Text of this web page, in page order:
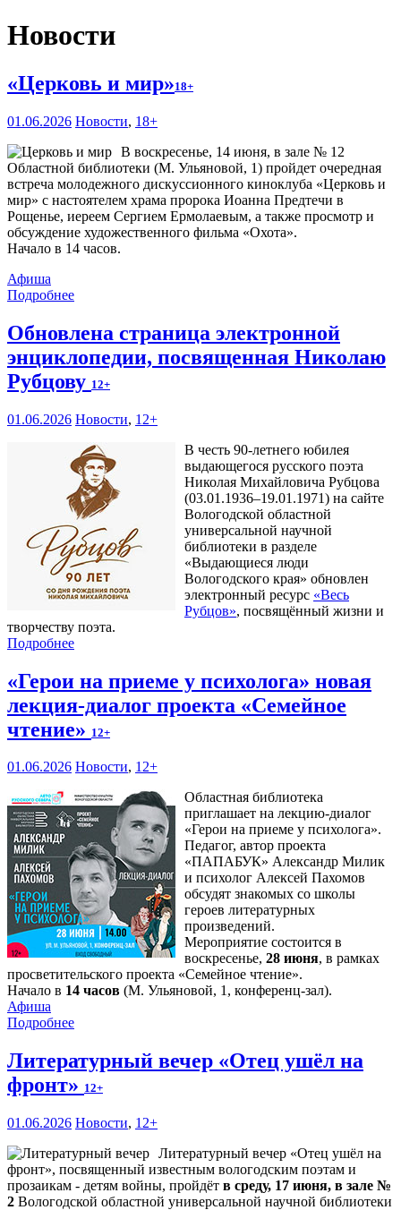
Новости
«Церковь и мир»18+
01.06.2026 Новости, 18+
В воскресенье, 14 июня, в зале № 12
Областной библиотеки (М. Ульяновой, 1) пройдет очередная
встреча молодежного дискуссионного киноклуба «Церковь и
мир» с настоятелем храма пророка Иоанна Предтечи в
Рощенье, иереем Сергием Ермолаевым, а также просмотр и
обсуждение художественного фильма «Охота».
Начало в 14 часов.
Афиша
Подробнее
Обновлена страница электронной
энциклопедии, посвященная Николаю
Рубцову 12+
01.06.2026 Новости, 12+
В честь 90-летнего юбилея
выдающегося русского поэта
Николая Михайловича Рубцова
(03.01.1936–19.01.1971) на сайте
Вологодской областной
универсальной научной
библиотеки в разделе
«Выдающиеся люди
Вологодского края» обновлен
электронный ресурс «Весь
Рубцов», посвящённый жизни и
творчеству поэта.
Подробнее
«Герои на приеме у психолога» новая
лекция-диалог проекта «Семейное
чтение» 12+
01.06.2026 Новости, 12+
Областная библиотека
приглашает на лекцию-диалог
«Герои на приеме у психолога».
Педагог, автор проекта
«ПАПАБУК» Александр Милик
и психолог Алексей Пахомов
обсудят знакомых со школы
героев литературных
произведений.
Мероприятие состоится в
воскресенье, 28 июня, в рамках
просветительского проекта «Семейное чтение».
Начало в 14 часов (М. Ульяновой, 1, конференц-зал).
Афиша
Подробнее
Литературный вечер «Отец ушёл на
фронт» 12+
01.06.2026 Новости, 12+
Литературный вечер «Отец ушёл на
фронт», посвященный известным вологодским поэтам и
прозаикам - детям войны, пройдёт в среду, 17 июня, в зале №
2 Вологодской областной универсальной научной библиотеки